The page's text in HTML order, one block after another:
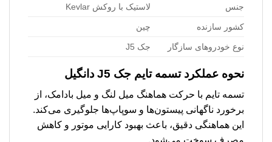
جنس لاستیک با روکش Kevlar
کشور سازنده چین
نوع خودروهای سازگار جک J5
نحوه عملکردتسمه تایم جک J5 دانگیل
تسمه تایم با حرکت هماهنگ میل لنگ و میل بادامک، از
برخورد ناگهانی پیستون‌ها و سوپاپ‌ها جلوگیری می‌کند.
این هماهنگی دقیق، باعث بهبود کارایی موتور و کاهش